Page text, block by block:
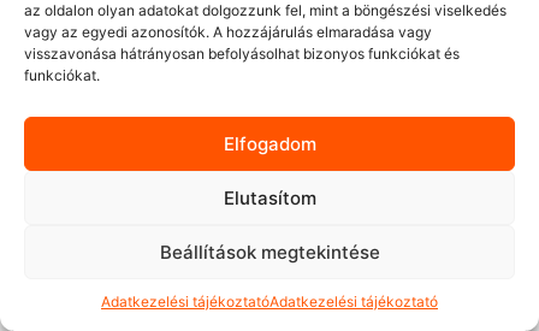
az oldalon olyan adatokat dolgozzunk fel, mint a böngészési viselkedés
vagy az egyedi azonosítók. A hozzájárulás elmaradása vagy
visszavonása hátrányosan befolyásolhat bizonyos funkciókat és
funkciókat.
Elfogadom
Elutasítom
Beállítások megtekintése
Adatkezelési tájékoztatóAdatkezelési tájékoztató
Shua 69 Hack guggoló gép – tárcsasúlyos